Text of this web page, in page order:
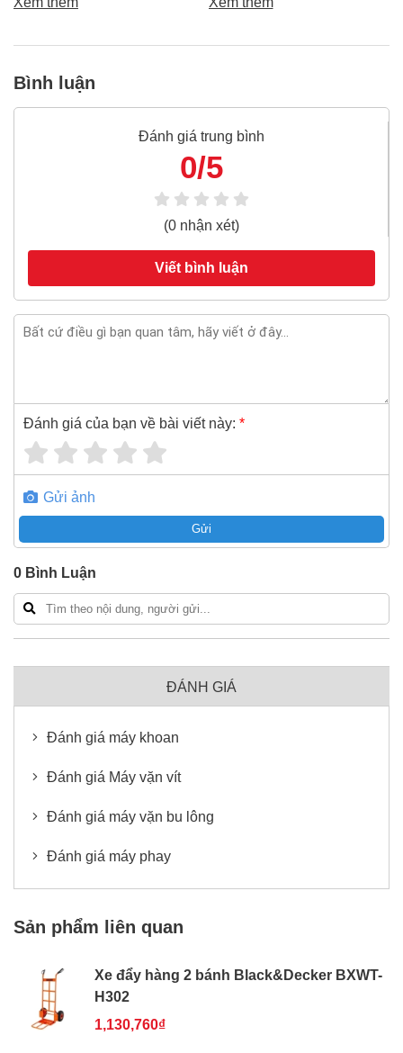
tốt, bền, hoạt động ổn định,
biến khiến máy nhanh hỏng
Bình luận
Đánh giá trung bình
0/5
(0 nhận xét)
Viết bình luận
Đánh giá của bạn về bài viết này: *
Gửi ảnh
Gửi
0 Bình Luận
ĐÁNH GIÁ
Đánh giá máy khoan
Đánh giá Máy vặn vít
Đánh giá máy vặn bu lông
Đánh giá máy phay
Sản phẩm liên quan
Xe đẩy hàng 2 bánh Black&Decker BXWT-
H302
1,130,760₫